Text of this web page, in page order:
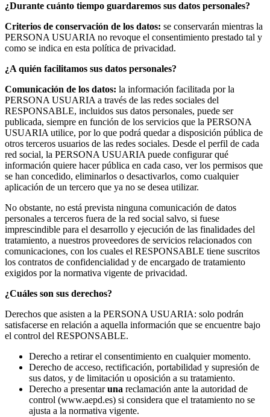
¿Durante cuánto tiempo guardaremos sus datos personales?
Criterios de conservación de los datos: se conservarán mientras la
PERSONA USUARIA no revoque el consentimiento prestado tal y
como se indica en esta política de privacidad.
¿A quién facilitamos sus datos personales?
Comunicación de los datos: la información facilitada por la
PERSONA USUARIA a través de las redes sociales del
RESPONSABLE, incluidos sus datos personales, puede ser
publicada, siempre en función de los servicios que la PERSONA
USUARIA utilice, por lo que podrá quedar a disposición pública de
otros terceros usuarios de las redes sociales. Desde el perfil de cada
red social, la PERSONA USUARIA puede configurar qué
información quiere hacer pública en cada caso, ver los permisos que
se han concedido, eliminarlos o desactivarlos, como cualquier
aplicación de un tercero que ya no se desea utilizar.
No obstante, no está prevista ninguna comunicación de datos
personales a terceros fuera de la red social salvo, si fuese
imprescindible para el desarrollo y ejecución de las finalidades del
tratamiento, a nuestros proveedores de servicios relacionados con
comunicaciones, con los cuales el RESPONSABLE tiene suscritos
los contratos de confidencialidad y de encargado de tratamiento
exigidos por la normativa vigente de privacidad.
¿Cuáles son sus derechos?
Derechos que asisten a la PERSONA USUARIA: solo podrán
satisfacerse en relación a aquella información que se encuentre bajo
el control del RESPONSABLE.
Derecho a retirar el consentimiento en cualquier momento.
Derecho de acceso, rectificación, portabilidad y supresión de
sus datos, y de limitación u oposición a su tratamiento.
Derecho a presentaruna reclamación ante la autoridad de
control (www.aepd.es) si considera que el tratamiento no se
ajusta a la normativa vigente.